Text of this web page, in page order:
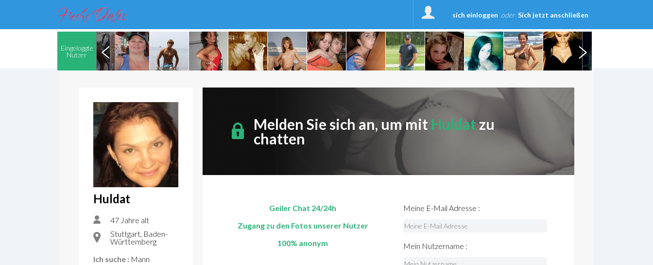
sich einloggen oder Sich jetzt anschließen
Eingeloggte
Nutzer
Huldat
47 Jahre alt
Stuttgart, Baden-
Württemberg
Ich suche : Mann
Melden Sie sich an, um mit Huldatzu
chatten
Geiler Chat 24/24h
Zugang zu den Fotos unserer Nutzer
100% anonym
Meine E-Mail Adresse :
Mein Nutzername :